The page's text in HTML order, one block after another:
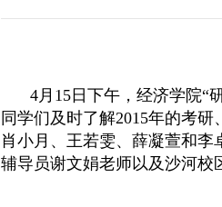
4月15日下午，经济学院
同学们及时了解2015年的考
肖小月、王若雯、薛凝萱和
辅导员谢文娟老师以及沙河校